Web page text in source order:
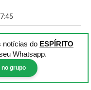
notícias do ESPÍRITO
Whatsapp.
no grupo